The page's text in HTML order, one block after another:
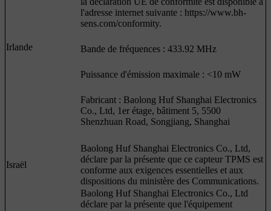
Irlande
l'adresse internet suivante : https://www.bh-
sens.com/conformity.
Bande de fréquences : 433.92 MHz
Puissance d'émission maximale : <10 mW
Fabricant : Baolong Huf Shanghai Electronics
Co., Ltd, 1er étage, bâtiment 5, 5500
Shenzhuan Road, Songjiang, Shanghai
Israël
Baolong Huf Shanghai Electronics Co., Ltd,
déclare par la présente que ce capteur TPMS est
conforme aux exigences essentielles et aux
dispositions du ministère des Communications.
Baolong Huf Shanghai Electronics Co., Ltd
déclare par la présente que l'équipement